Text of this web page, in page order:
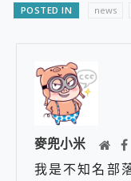
POSTED IN news
麥兜小米
我是不知名部